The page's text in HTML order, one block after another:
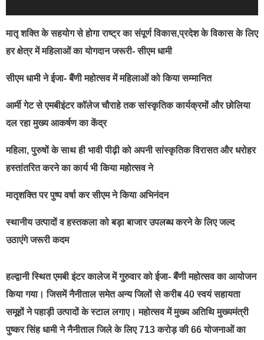
मातृ शक्ति के सहयोग से होगा राष्ट्र का संपूर्ण विकास,प्रदेश के विकास के लिए
हर क्षेत्र में महिलाओं का योगदान जरूरी- सीएम धामी
सीएम धामी ने ईजा- बैंणी महोत्सव में महिलाओं को किया सम्मानित
आर्मी गेट से एमबीइंटर कॉलेज चौराहे तक सांस्कृतिक कार्यक्रमों और छोलिया
दल रहा मुख्य आकर्षण का केंद्र
महिला, पुरुषों के साथ ही भावी पीढ़ी को अपनी सांस्कृतिक विरासत और धरोहर
हस्तांतरित करने का कार्य भी किया महोत्सव ने
मातृशक्ति पर पुष्प वर्षा कर सीएम ने किया अभिनंदन
स्थानीय उत्पादों व हस्तकला को बड़ा बाजार उपलब्ध करने के लिए जल्द
उठाएंगे जरूरी कदम
हल्द्वानी स्थित एमबी इंटर कालेज में गुरुवार को ईजा- बैंणी महोत्सव का आयोजन
किया गया। जिसमें नैनीताल समेत अन्य जिलों से करीब 40 स्वयं सहायता
समूहों ने पहाड़ी उत्पादों के स्टाल लगाए। महोत्सव में मुख्य अतिथि मुख्यमंत्री
पुष्कर सिंह धामी ने नैनीताल जिले के लिए 713 करोड़ की 66 योजनाओं का